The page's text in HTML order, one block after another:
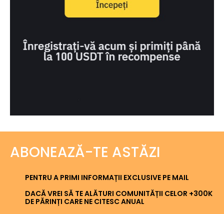
ABONEAZĂ-TE ASTĂZI
PENTRU A PRIMI INFORMAȚII EXCLUSIVE PE MAIL
DACĂ VREI SĂ TE ALĂTURI COMUNITĂȚII CELOR +300K
DE PĂRINȚI CARE NE CITESC ANUAL